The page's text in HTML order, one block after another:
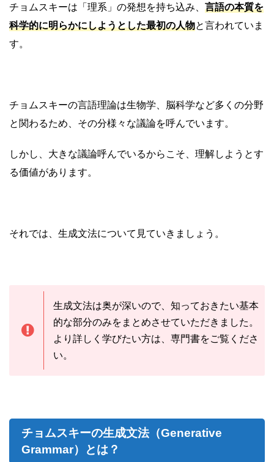
チョムスキーは「理系」の発想を持ち込み、 言語の本質を
科学的に明らかにしようとした最初の人物と言われていま
す。
チョムスキーの言語理論は生物学、脳科学など多くの分野
と関わるため、その分様々な議論を呼んでいます。
しかし、大きな議論呼んでいるからこそ、理解しようとす
る価値があります。
それでは、生成文法について見ていきましょう。
生成文法は奥が深いので、知っておきたい基本
的な部分のみをまとめさせていただきました。
より詳しく学びたい方は、専門書をご覧くださ
い。
チョムスキーの生成文法（Generative
Grammar）とは？